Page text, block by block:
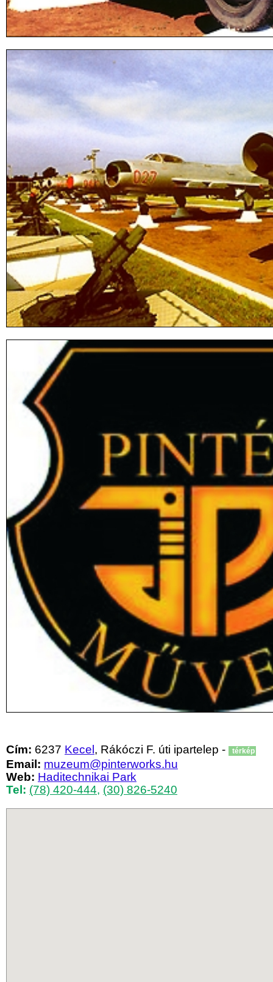
Cím: 6237 Kecel , Rákóczi F. úti ipartelep - térkép
Email: muzeum@pinterworks.hu
Web: Haditechnikai Park
Tel: (78) 420-444, (30) 826-5240